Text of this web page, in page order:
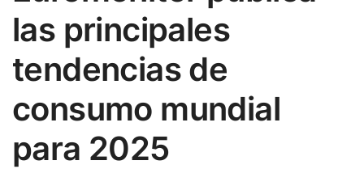
las principales
tendencias de
consumo mundial
para 2025